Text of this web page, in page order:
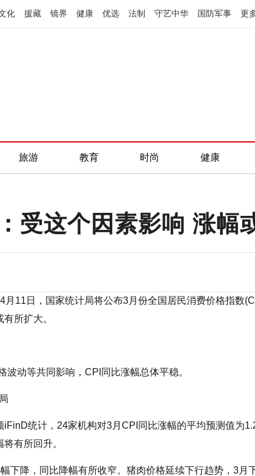
化 援藏 镜界 健康 优选 法制 守艺中华 国防军事 更
旅游 教育 时尚 健康
受这个因素影响 涨幅
月11日，国家统计局将公布3月份全国居民消费价格指数
所扩大。
波动等共同影响，CPI同比涨幅总体平稳。
统计，24家机构对3月CPI同比涨幅的平均预测值为
有所回升。
下降，同比降幅有所收窄。猪肉价格延续下行趋势，3月